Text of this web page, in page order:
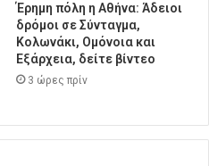
Έρημη πόλη η Αθήνα: Άδειοι
δρόμοι σε Σύνταγμα,
Κολωνάκι, Ομόνοια και
Εξάρχεια, δείτε βίντεο
3 ώρες πρίν